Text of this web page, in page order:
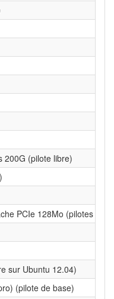
200G (pilote libre)
PCIe 128Mo (pilotes libre)
sur Ubuntu 12.04)
(pilote de base)